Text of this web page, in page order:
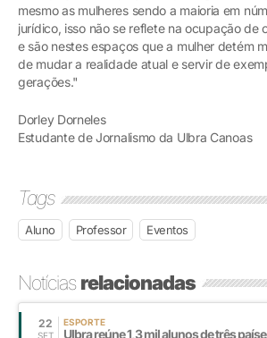
mesmo as mulheres sendo a maioria em
jurídico, isso não se reflete na ocupação de
e são nestes espaços que a mulher detém
de mudar a realidade atual e servir de
gerações."
Dorley Dorneles
Estudante de Jornalismo da Ulbra Canoas
Tags
Aluno Professor Eventos
Notíciasrelacionadas
22
SET
ESPORTE
Ulbra reúne 1,3 mil alunos de três